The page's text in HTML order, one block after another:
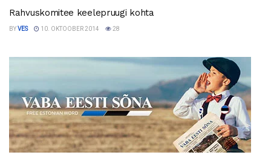
Rahvuskomitee keelepruugi kohta
BYVES 10. OKTOOBER 2014 28